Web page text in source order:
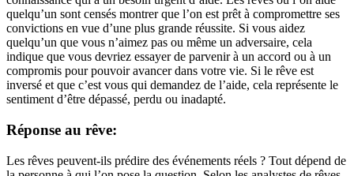
quelqu’un sont censés montrer que l’on est prêt à compromettre ses
convictions en vue d’une plus grande réussite. Si vous aidez
quelqu’un que vous n’aimez pas ou même un adversaire, cela
indique que vous devriez essayer de parvenir à un accord ou à un
compromis pour pouvoir avancer dans votre vie. Si le rêve est
inversé et que c’est vous qui demandez de l’aide, cela représente le
sentiment d’être dépassé, perdu ou inadapté.
Réponse au rêve:
Les rêves peuvent-ils prédire des événements réels ? Tout dépend de